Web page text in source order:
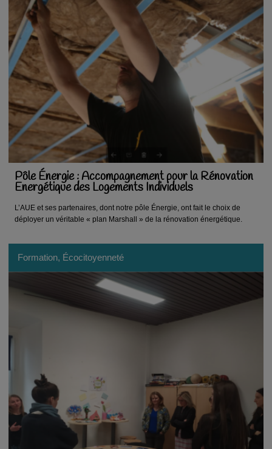
Pôle Énergie : Accompagnement pour la Rénovation
Energétique des Logements Individuels
L’AUE et ses partenaires, dont notre pôle Énergie, ont fait le choix de
déployer un véritable « plan Marshall » de la rénovation énergétique.
Formation, Écocitoyenneté